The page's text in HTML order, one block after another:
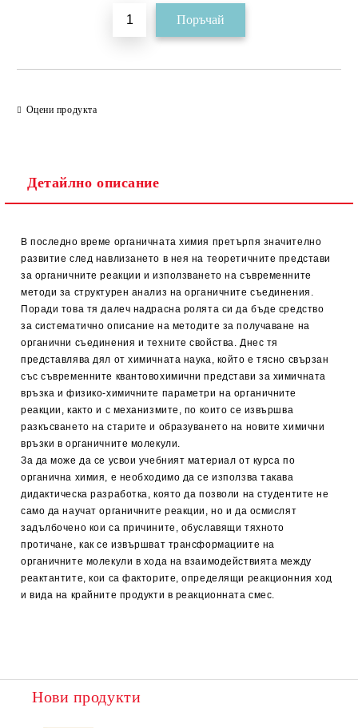
Оцени продукта
Детайлно описание
В последно време органичната химия претърпя значително
развитие след навлизането в нея на теоретичните представи
за органичните реакции и използването на съвременните
методи за структурен анализ на органичните съединения.
Поради това тя далеч надрасна ролята си да бъде средство
за систематично описание на методите за получаване на
органични съединения и техните свойства. Днес тя
представлява дял от химичната наука, който е тясно свързан
със съвременните квантовохимични представи за химичната
връзка и физико-химичните параметри на органичните
реакции, както и с механизмите, по които се извършва
разкъсването на старите и образуването на новите химични
връзки в органичните молекули.
За да може да се усвои учебният материал от курса по
органична химия, е необходимо да се използва такава
дидактическа разработка, която да позволи на студентите не
само да научат органичните реакции, но и да осмислят
задълбочено кои са причините, обуславящи тяхното
протичане, как се извършват трансформациите на
органичните молекули в хода на взаимодействията между
реактантите, кои са факторите, определящи реакционния ход
и вида на крайните продукти в реакционната смес.
Нови продукти